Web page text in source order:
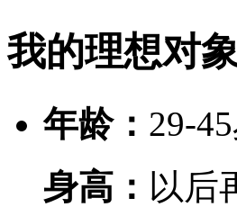
我的理想对
年龄： 29-
身高： 以后